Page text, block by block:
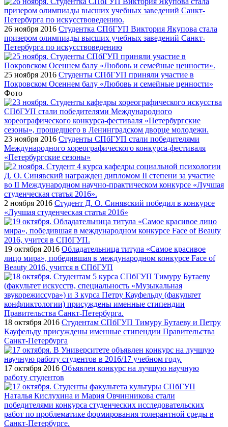
26 ноября 2016 Студентка СПбГУП Виктория Якупова стала
призером олимпиады высших учебных заведений Санкт-
Петербурга по искусствоведению
25 ноября 2016 Студенты СПбГУП приняли участие в
Покровском Осеннем балу «Любовь и семейные ценности»
Фото
23 ноября 2016 Студенты СПбГУП стали победителями
Международного хореографического конкурса-фестиваля
«Петербургские сезоны»
2 ноября 2016 Студент Д. О. Синявский победил в конкурсе
«Лучшая студенческая статья 2016»
19 октября 2016 Обладательница титула «Самое красивое
лицо мира», победившая в международном конкурсе Face of
Beauty 2016, учится в СПбГУП
18 октября 2016 Студентам СПбГУП Тимуру Бутаеву и Петру
Кауфельду присуждены именные стипендии Правительства
Санкт-Петербурга
17 октября 2016 Объявлен конкурс на лучшую научную
работу студентов